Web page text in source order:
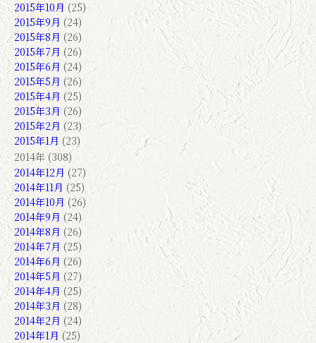
2015年10月 (25)
2015年9月 (24)
2015年8月 (26)
2015年7月 (26)
2015年6月 (24)
2015年5月 (26)
2015年4月 (25)
2015年3月 (26)
2015年2月 (23)
2015年1月 (23)
2014年 (308)
2014年12月 (27)
2014年11月 (25)
2014年10月(26)
2014年9月 (24)
2014年8月 (26)
2014年7月 (25)
2014年6月 (26)
2014年5月 (27)
2014年4月 (25)
2014年3月 (28)
2014年2月 (24)
2014年1月 (25)